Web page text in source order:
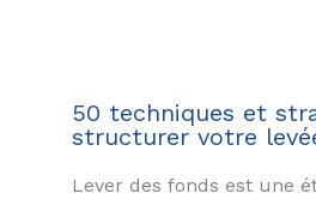
50 techniques et
structurer votre
Lever des fonds est une